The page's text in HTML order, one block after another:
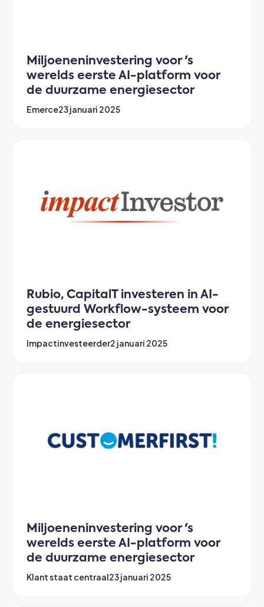
Miljoeneninvestering voor 's
werelds eerste AI-platform voor
de duurzame energiesector
Emerce23 januari 2025
Rubio, CapitalT investeren in AI-
gestuurd Workflow-systeem voor
de energiesector
Impactinvesteerder2 januari 2025
Miljoeneninvestering voor 's
werelds eerste AI-platform voor
de duurzame energiesector
Klant staat centraal23 januari 2025